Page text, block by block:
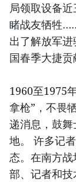
局领取设备
睹战友牺牲
出了解放军
国春季大捷
1960至1975
拿枪”，不畏
递消息，鼓
地。 许多记
态。在南方
部、记者和